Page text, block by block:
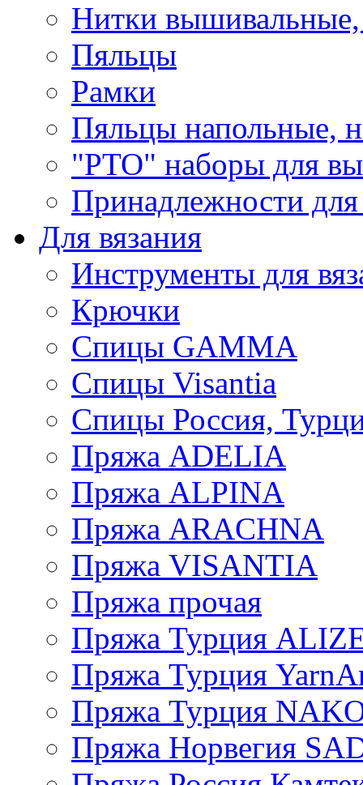
Нитки
Пяльцы
Рамки
Пяльцы напольные,
"РТО" наборы для
Принадлежности
Для вязания
Инструменты для
Крючки
Спицы GAMMA
Спицы Visantia
Спицы Россия,
Пряжа ADELIA
Пряжа ALPINA
Пряжа ARACHNA
Пряжа VISANTIA
Пряжа прочая
Пряжа Турция
Пряжа Турция
Пряжа Турция
Пряжа Норвегия